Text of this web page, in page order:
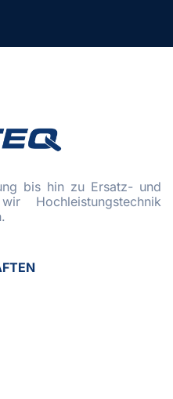
bis hin zu Ersatz- und
Hochleistungstechnik